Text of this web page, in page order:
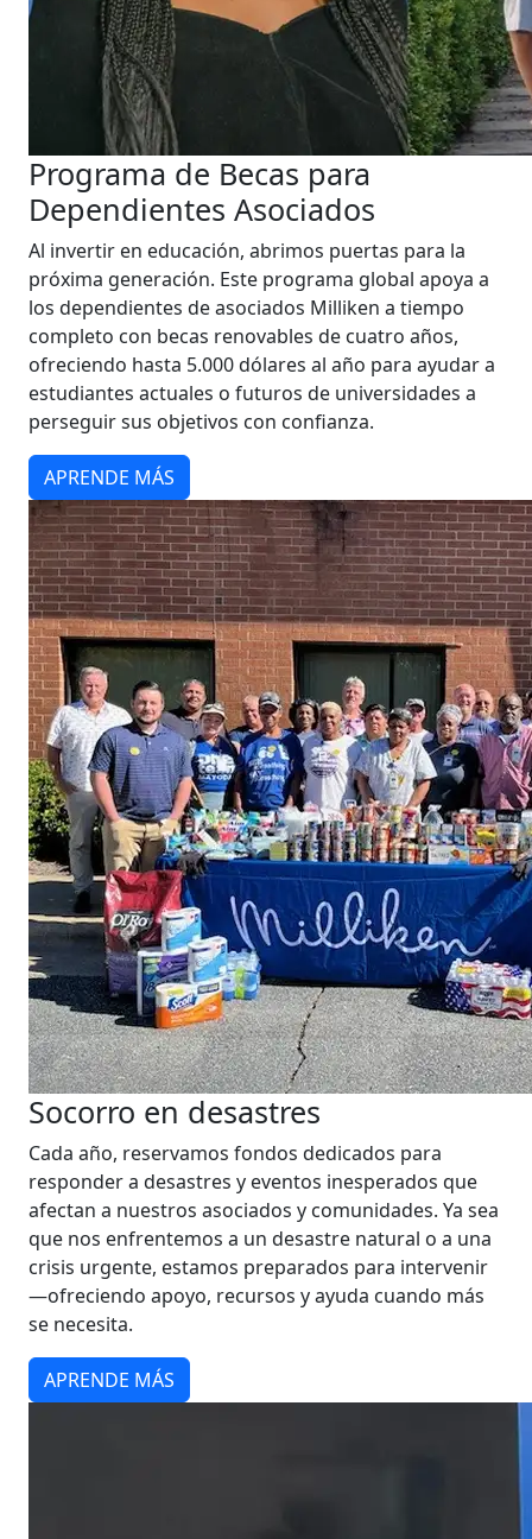
Programa de Becas para
Dependientes Asociados
Al invertir en educación, abrimos puertas para la
próxima generación. Este programa global apoya a
los dependientes de asociados Milliken a tiempo
completo con becas renovables de cuatro años,
ofreciendo hasta 5.000 dólares al año para ayudar a
estudiantes actuales o futuros de universidades a
perseguir sus objetivos con confianza.
APRENDE MÁS
Socorro en desastres
Cada año, reservamos fondos dedicados para
responder a desastres y eventos inesperados que
afectan a nuestros asociados y comunidades. Ya sea
que nos enfrentemos a un desastre natural o a una
crisis urgente, estamos preparados para intervenir
—ofreciendo apoyo, recursos y ayuda cuando más
se necesita.
APRENDE MÁS